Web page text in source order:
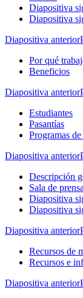
Diapositiva
Diapositiva
Diapositiva anterior
Por qué
Beneficios
Diapositiva anterior
Estudiantes
Pasantías
Programas
Diapositiva anterior
Descripción
Sala de prensa
Diapositiva
Diapositiva
Diapositiva anterior
Recursos de
Recursos e
Diapositiva anterior